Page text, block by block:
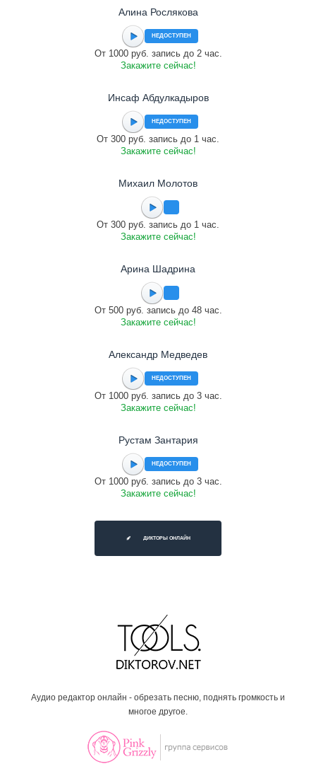
Алина Рослякова
НЕДОСТУПЕН
От 1000 руб. запись до 2 час.
Закажите сейчас!
Инсаф Абдулкадыров
НЕДОСТУПЕН
От 300 руб. запись до 1 час.
Закажите сейчас!
Михаил Молотов
От 300 руб. запись до 1 час.
Закажите сейчас!
Арина Шадрина
От 500 руб. запись до 48 час.
Закажите сейчас!
Александр Медведев
НЕДОСТУПЕН
От 1000 руб. запись до 3 час.
Закажите сейчас!
Рустам Зантария
НЕДОСТУПЕН
От 1000 руб. запись до 3 час.
Закажите сейчас!
ДИКТОРЫ ОНЛАЙН
Аудио редактор онлайн - обрезать песню, поднять громкость и
многое другое.